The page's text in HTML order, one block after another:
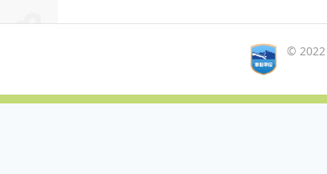
© 2022